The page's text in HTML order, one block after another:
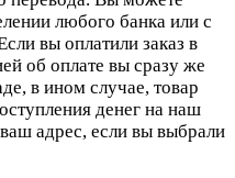
любого банка или с
вы оплатили заказ в
об оплате вы сразу же
в ином случае, товар
денег на наш
адрес, если вы выбрали